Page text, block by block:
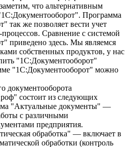
что альтернативным
Программа
так же позволяет вести учет
Сравнение с системой
приведено здесь. Мы являемся
собственных продуктов, у нас
"1С:Документооборот"
"1С:Документооборот" можно
документооборота
состоит из следующих
"Актуальные документы" —
с различными
предприятия.
обработка" — включает в
обработки (контроль